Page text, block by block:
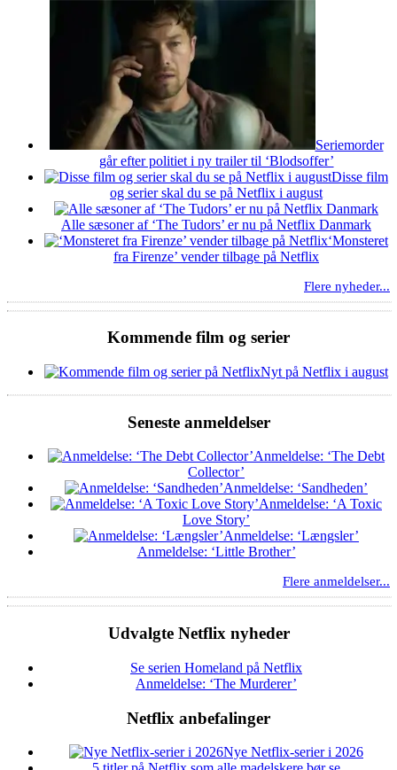
Seriemorder
går efter politiet i ny trailer til ‘Blodsoffer’
Disse film
og serier skal du se på Netflix i august
Alle sæsoner af ‘The Tudors’ er nu på Netflix Danmark
‘Monsteret
fra Firenze’ vender tilbage på Netflix
Flere nyheder...
Kommende film og serier
Nyt på Netflix i august
Seneste anmeldelser
Anmeldelse: ‘The Debt
Collector’
Anmeldelse: ‘Sandheden’
Anmeldelse: ‘A Toxic
Love Story’
Anmeldelse: ‘Længsler’
Anmeldelse: ‘Little Brother’
Flere anmeldelser...
Udvalgte Netflix nyheder
Se serien Homeland på Netflix
Anmeldelse: ‘The Murderer’
Netflix anbefalinger
Nye Netflix-serier i 2026